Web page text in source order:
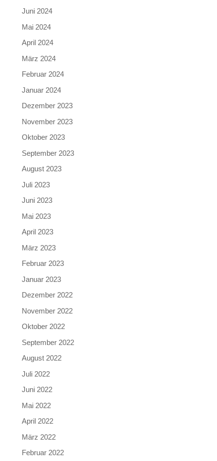
Juni 2024
Mai 2024
April 2024
März 2024
Februar 2024
Januar 2024
Dezember 2023
November 2023
Oktober 2023
September 2023
August 2023
Juli 2023
Juni 2023
Mai 2023
April 2023
März 2023
Februar 2023
Januar 2023
Dezember 2022
November 2022
Oktober 2022
September 2022
August 2022
Juli 2022
Juni 2022
Mai 2022
April 2022
März 2022
Februar 2022